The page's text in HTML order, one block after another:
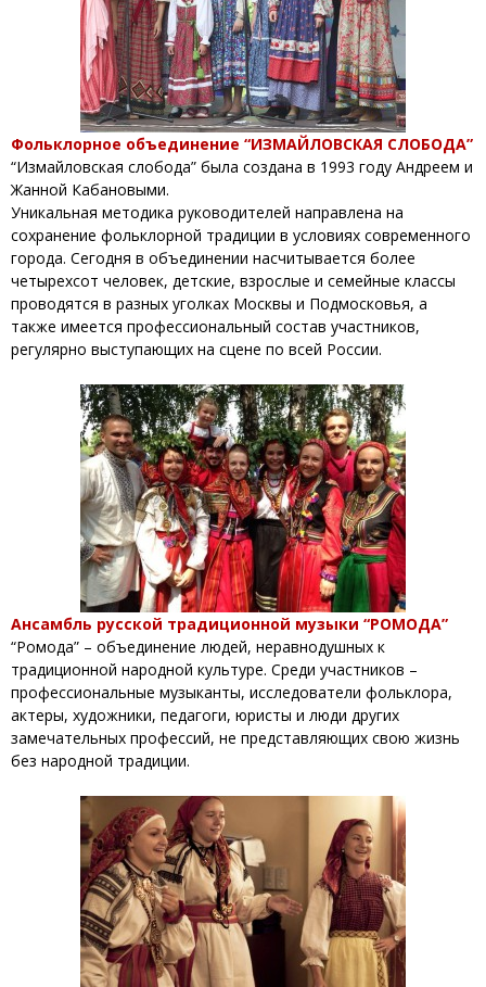
Фольклорное объединение “ИЗМАЙЛОВСКАЯ СЛОБОДА”
“Измайловская слобода” была создана в 1993 году Андреем и
Жанной Кабановыми.
Уникальная методика руководителей направлена на
сохранение фольклорной традиции в условиях современного
города. Сегодня в объединении насчитывается более
четырехсот человек, детские, взрослые и семейные классы
проводятся в разных уголках Москвы и Подмосковья, а
также имеется профессиональный состав участников,
регулярно выступающих на сцене по всей России.
Ансамбль русской традиционной музыки “РОМОДА”
“Ромода” – объединение людей, неравнодушных к
традиционной народной культуре. Среди участников –
профессиональные музыканты, исследователи фольклора,
актеры, художники, педагоги, юристы и люди других
замечательных профессий, не представляющих свою жизнь
без народной традиции.